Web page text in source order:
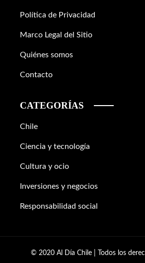
Política de Privacidad
Marco Legal del Sitio
Quiénes somos
Contacto
CATEGORÍAS
Chile
Ciencia y tecnología
Cultura y ocio
Inversiones y negocios
Responsabilidad social
© 2020 Al Día Chile | Todos los